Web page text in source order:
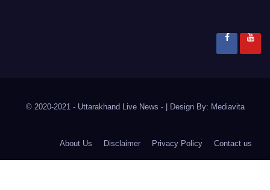
© 2020-2021 - Uttarakhand Live News - Design By: Mediavita
About Us Disclaimer Privacy Policy Contact us